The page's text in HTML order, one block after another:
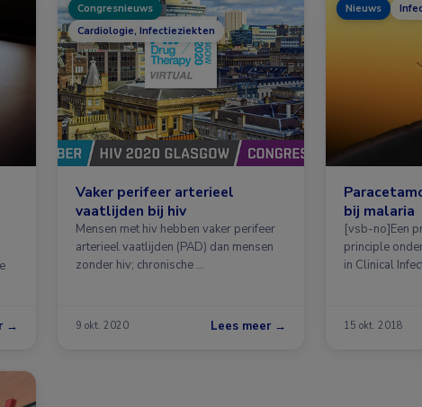
→
Congresnieuws
Cardiologie, Infectieziekten
Vaker perifeer arterieel
vaatlijden bij hiv
Mensen met hiv hebben vaker perifeer
arterieel vaatlijden (PAD) dan mensen
zonder hiv; chronische …
9 okt. 2020 Lees meer →
Nieuws
bij malaria
[vsb-no]Een
principle
in Clinical
15 okt. 2018